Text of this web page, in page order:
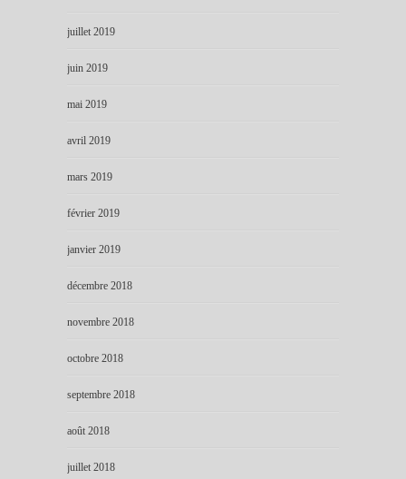
juillet 2019
juin 2019
mai 2019
avril 2019
mars 2019
février 2019
janvier 2019
décembre 2018
novembre 2018
octobre 2018
septembre 2018
août 2018
juillet 2018